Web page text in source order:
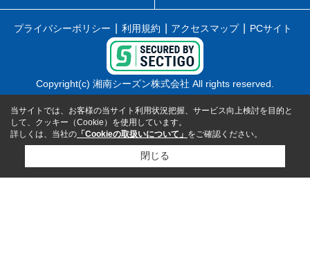
プライバシーポリシー 利用規約 アクセスマップ PCサイト
Copyright(c) 湘南シーズン株式会社 All rights reserved.
当サイトでは、お客様の当サイト利用状況把握、サービス向上検討を目的と
して、クッキー（Cookie）を使用しています。
詳しくは、当社の 「Cookieの取扱いについて」 をご確認ください。
閉じる